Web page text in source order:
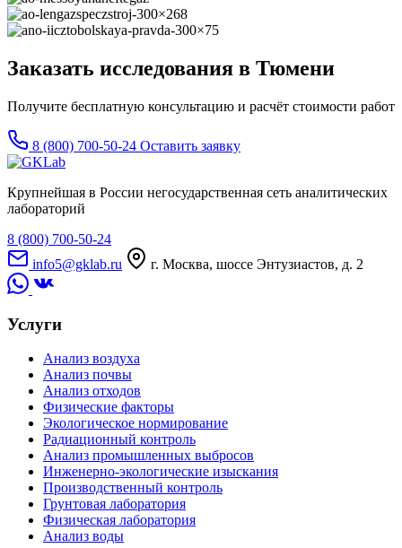
Заказать исследования в Тюмени
Получите бесплатную консультацию и расчёт стоимости работ
8 (800) 700-50-24 Оставить заявку
Крупнейшая в России негосударственная сеть аналитических
лабораторий
8 (800) 700-50-24
info5@gklab.ru
г. Москва, шоссе Энтузиастов, д. 2
Услуги
Анализ воздуха
Анализ почвы
Анализ отходов
Физические факторы
Экологическое нормирование
Радиационный контроль
Анализ промышленных выбросов
Инженерно-экологические изыскания
Производственный контроль
Грунтовая лаборатория
Физическая лаборатория
Анализ воды